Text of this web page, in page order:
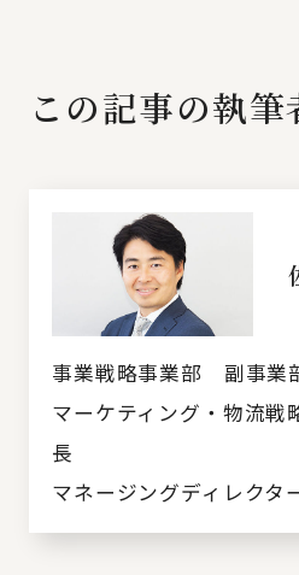
この記事の執筆
事業戦略事業部 副事業
マーケティング・物流戦
長
マネージングディレクタ